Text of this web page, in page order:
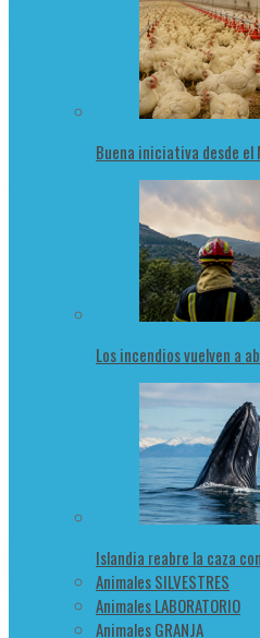
Buena iniciativa desde el
Los incendios vuelven a
Islandia reabre la caza
Animales SILVESTRES
Animales LABORATORIO
Animales GRANJA